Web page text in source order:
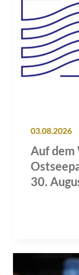
03.08.2026
Auf dem
30.